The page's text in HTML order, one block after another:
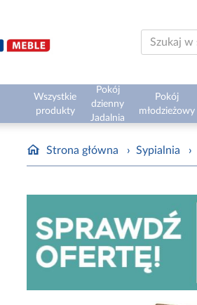
Wszystkie
produkty
Pokój
dzienny
Jadalnia
Pokój
młodzieżowy
Strona główna › Sypialnia ›